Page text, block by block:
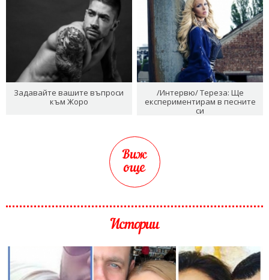
Задавайте вашите въпроси
към Жоро
/Интервю/ Тереза: Ще
експериментирам в песните
си
Виж
още
Истории